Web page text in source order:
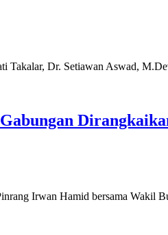
Dr. Setiawan Aswad,
Irwan Hamid bersama Wakil